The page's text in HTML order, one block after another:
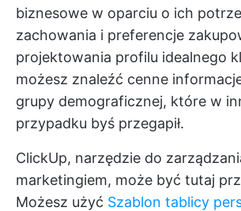
biznesowe w oparciu o ich
zachowania i preferencje
projektowania profilu idealnego
możesz znaleźć cenne
grupy demograficznej, które w
przypadku byś przegapił.
ClickUp, narzędzie do
marketingiem, może być tutaj
Możesz użyć Szablon tablicy